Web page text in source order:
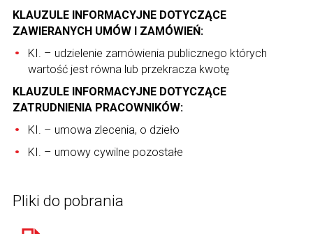
KLAUZULE INFORMACYJNE DOTYCZĄCE
ZAWIERANYCH UMÓW I ZAMÓWIEŃ:
KI. – udzielenie zamówienia publicznego których
wartość jest równa lub przekracza kwotę
KLAUZULE INFORMACYJNE DOTYCZĄCE
ZATRUDNIENIA PRACOWNIKÓW:
KI. – umowa zlecenia, o dzieło
KI. – umowy cywilne pozostałe
Pliki do pobrania